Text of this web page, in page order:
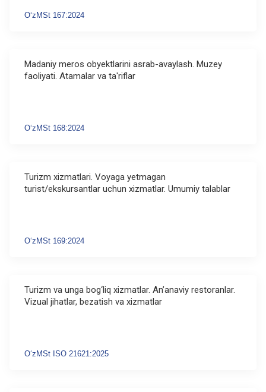
O‘zMSt 167:2024
Madaniy meros obyektlarini asrab-avaylash. Muzey
faoliyati. Atamalar va ta'riflar
O‘zMSt 168:2024
Turizm xizmatlari. Voyaga yetmagan
turist/ekskursantlar uchun xizmatlar. Umumiy talablar
O‘zMSt 169:2024
Turizm va unga bog‘liq xizmatlar. An’anaviy restoranlar.
Vizual jihatlar, bezatish va xizmatlar
O‘zMSt ISO 21621:2025